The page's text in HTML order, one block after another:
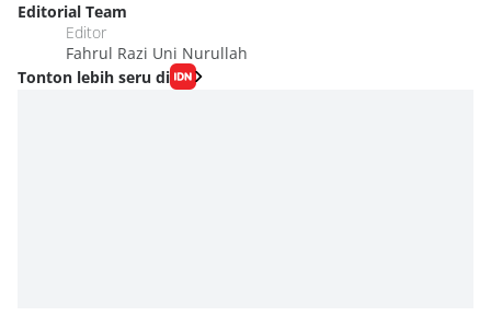
Editorial Team
Editor
Fahrul Razi Uni Nurullah
Tonton lebih seru di